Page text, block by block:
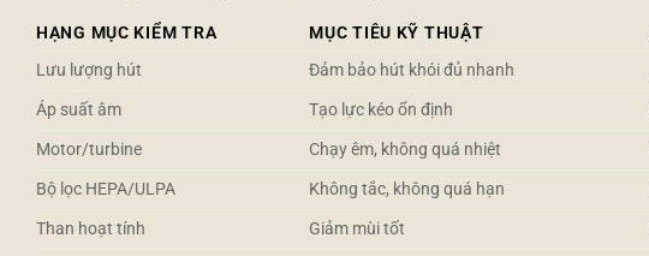
HẠNG MỤC KIỂM TRA MỤC TIÊU KỸ THUẬT
Lưu lượng hút
Đảm bảo hút khói đủ nhanh
Áp suất âm
Tạo lực kéo ổn định
Motor/turbine
Chạy êm, không quá nhiệt
Bộ lọc HEPA/ULPA
Không tắc, không quá hạn
Than hoạt tính
Giảm mùi tốt